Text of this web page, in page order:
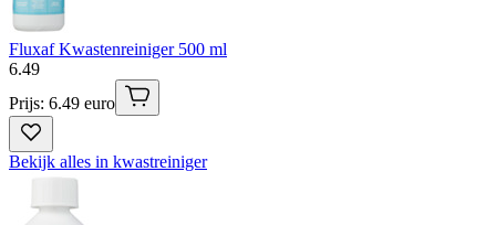
Fluxaf Kwastenreiniger 500 ml
6.49
Prijs: 6.49 euro
Bekijk alles in kwastreiniger